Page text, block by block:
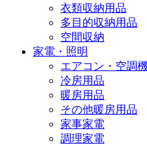
衣類収納用品
多目的収納用品
空間収納
家電・照明
エアコン・空調
冷房用品
暖房用品
その他暖房用品
家事家電
調理家電